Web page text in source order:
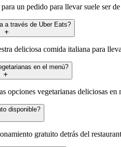
un pedido para llevar suele ser
a través de Uber Eats?
deliciosa comida italiana para
en el menú?
opciones vegetarianas deliciosas
disponible?
gratuito detrás del